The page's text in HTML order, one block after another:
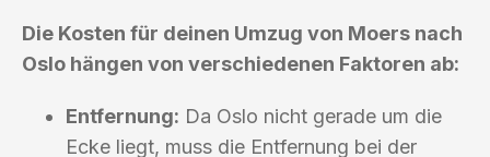
Die Kosten für deinen Umzug von Moers nach
Oslo hängen von verschiedenen Faktoren ab:
Entfernung: Da Oslo nicht gerade um die
Ecke liegt, muss die Entfernung bei der